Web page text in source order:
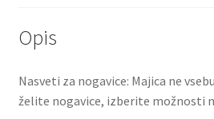
13
količina
Opis
Nasveti za nogavice: Majica ne
želite nogavice, izberite možnosti